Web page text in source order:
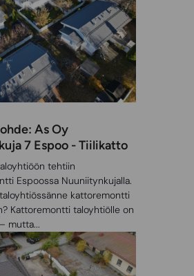
As Oy
7 Espoo - Tiilikatto
tehtiin
Espoossa Nuuniitynkujalla.
kattoremontti
Kattoremontti taloyhtiölle on
mutta...